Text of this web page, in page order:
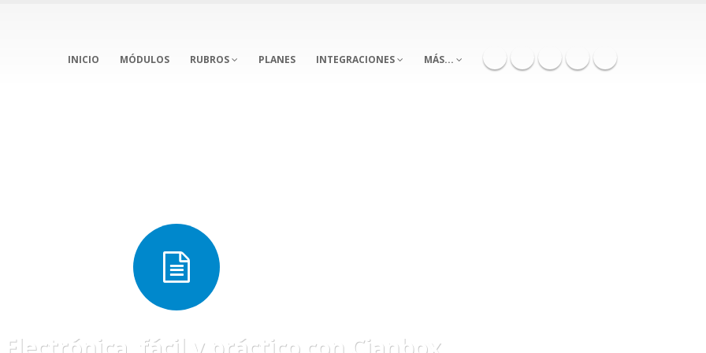
INICIO MÓDULOS RUBROS PLANES INTEGRACIONES MÁS...